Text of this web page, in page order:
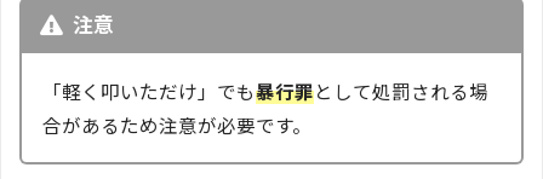
注意
「軽く叩いただけ」でも暴行罪として処罰される場
合があるため注意が必要です。